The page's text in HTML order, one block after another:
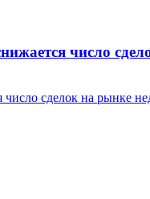
число